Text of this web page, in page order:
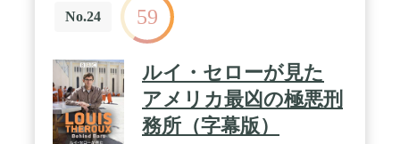
No.24 59
ルイ・セローが見た
アメリカ最凶の極悪刑
務所（字幕版）